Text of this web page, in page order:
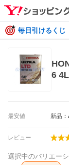
毎日引けるく
6
最安値 新品：
レビュー
選択中のバリエー